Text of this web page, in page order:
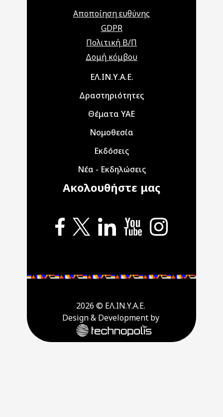
Αποποίηση ευθύνης
GDPR
Πολιτική Β/Π
Δομή κόμβου
Main navigationΕΛ.ΙΝ.Υ.Α.Ε.
Δραστηριότητες
Θέματα ΥΑΕ
Νομοθεσία
Εκδόσεις
Νέα - Εκδηλώσεις
Ακολουθήστε μας
2026 © ΕΛ.ΙΝ.Υ.Α.Ε.
Design & Development by